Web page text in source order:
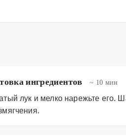
ингредиентов ~ 10 мин
лук и мелко нарежьте его.